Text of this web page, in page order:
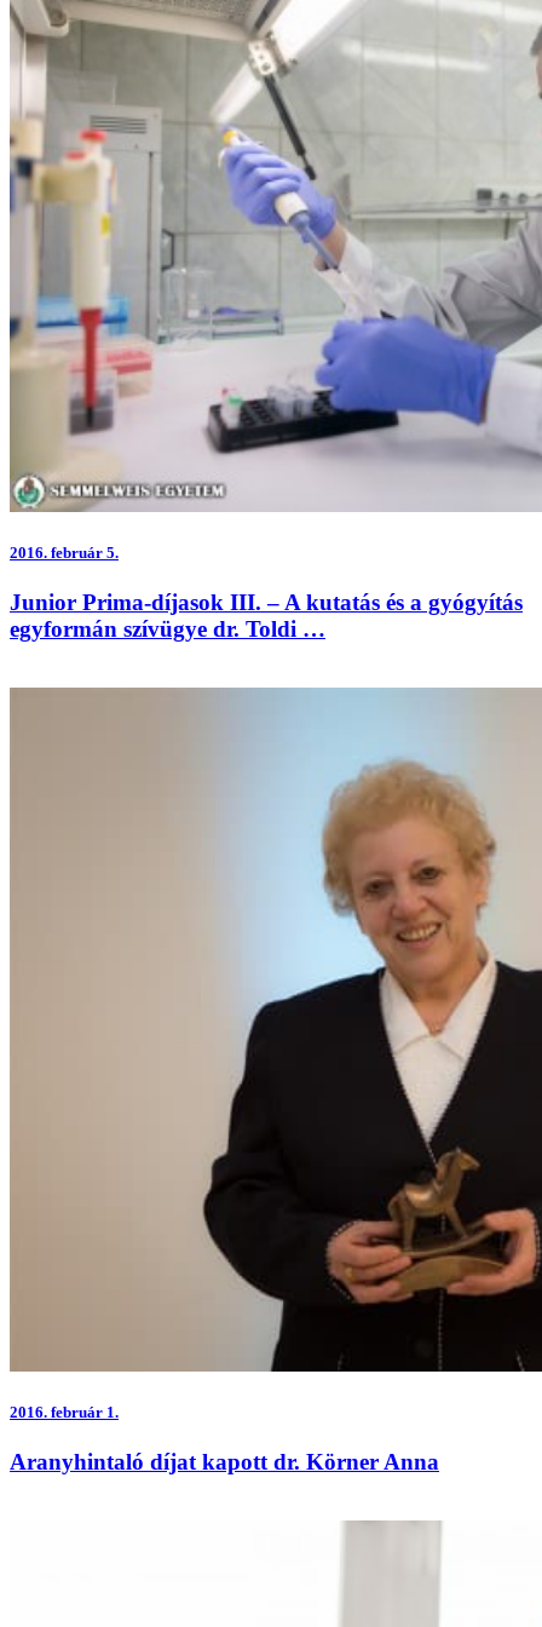
2016. február 5.
Junior Prima-díjasok III. – A kutatás és a gyógyítás
egyformán szívügye dr. Toldi …
2016. február 1.
Aranyhintaló díjat kapott dr. Körner Anna